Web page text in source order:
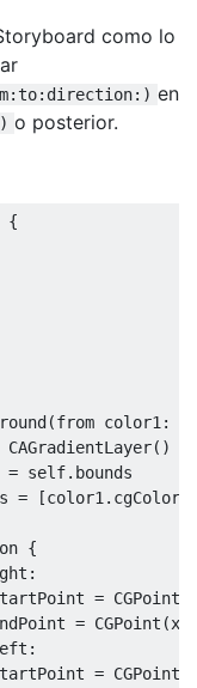
como lo
en
o posterior.
{
(from color1 :
CAGradientLayer()
= self. bounds
= [color1 . cgColor
{
:
= CGPoint
= CGPoint (x
:
= CGPoint